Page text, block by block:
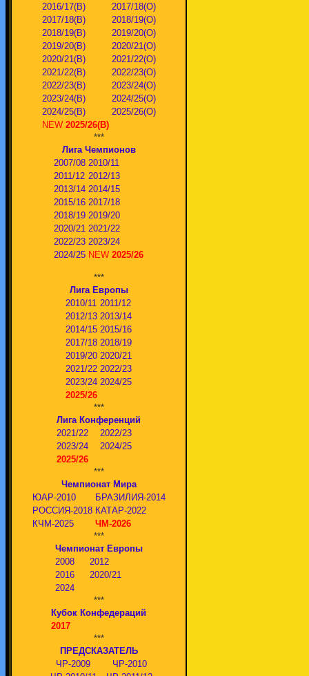
2016/17(В)
2017/18(О)
2017/18(В)
2018/19(О)
2018/19(В)
2019/20(О)
2019/20(В)
2020/21(О)
2020/21(В)
2021/22(О)
2021/22(В)
2022/23(О)
2022/23(В)
2023/24(O)
2023/24(В)
2024/25(O)
2024/25(В)
2025/26(О)
NEW 2025/26(В)
***
Лига Чемпионов
2007/08 2010/11
2011/12 2012/13
2013/14 2014/15
2015/16 2017/18
2018/19 2019/20
2020/21 2021/22
2022/23 2023/24
2024/25 NEW 2025/26
***
Лига Европы
2010/11 2011/12
2012/13 2013/14
2014/15 2015/16
2017/18 2018/19
2019/20 2020/21
2021/22 2022/23
2023/24 2024/25
2025/26
***
Лига Конференций
2021/22
2022/23
2023/24
2024/25
2025/26
***
Чемпионат Мира
ЮАР-2010
БРАЗИЛИЯ-2014
РОССИЯ-2018 КАТАР-2022
КЧМ-2025
ЧМ-2026
***
Чемпионат Европы
2008
2012
2016
2020/21
2024
***
Кубок Конфедераций
2017
***
ПРЕДСКАЗАТЕЛЬ
ЧР-2009
ЧР-2010